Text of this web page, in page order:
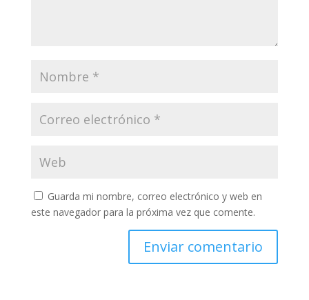
Guarda mi nombre, correo electrónico y web en
este navegador para la próxima vez que comente.